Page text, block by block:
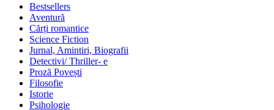
Bestsellers
Aventură
Cărți romantice
Science Fiction
Jurnal, Amintiri, Biografii
Detectivi/ Thriller- e
Proză Povești
Filosofie
Istorie
Psihologie